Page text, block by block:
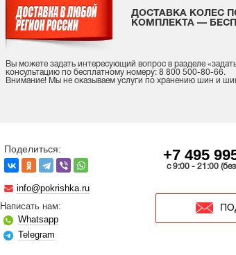
ДОСТАВКА КОЛЕС
КОМПЛЕКТА —
Вы можете задать интересующий вопрос в разделе «
консультацию по бесплатному номеру: 8 800 500-80-66.
Внимание! Мы не оказываем услуги по хранению шин и
Поделиться:
info@pokrishka.ru
Написать нам:
Whatsapp
Telegram
+7 495
c 9:00 - 21:00